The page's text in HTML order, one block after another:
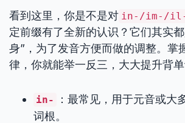
看到这里，你是不是对 in-/im-/
定前缀有了全新的认识？它们其实
身”，为了发音方便而做的调整。掌
律，你就能举一反三，大大提升背单
in-
：最常见，用于元音或大
词根。